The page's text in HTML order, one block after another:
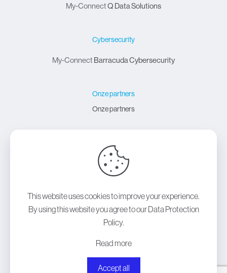
My-ConnectQ Data Solutions
Cybersecurity
My-Connect Barracuda Cybersecurity
Onze partners
Onze partners
Over My-Connect
Over My-Connect
My-Connect
This website uses cookies to improve your experience.
By using this website you agree to ourData Protection
Policy.
Read more
Accept all